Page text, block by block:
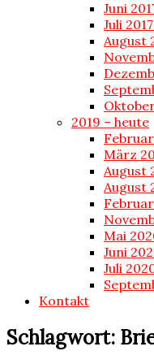
Juni
Juli
August
2019 – heute
März
August
August
Mai
Juni
Juli
Kontakt
Schlagwort: